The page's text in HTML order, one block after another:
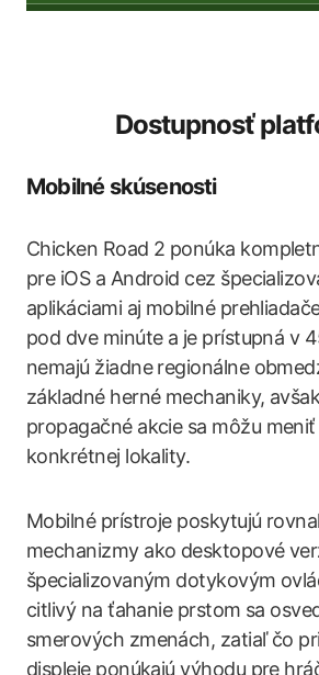
Dostupnosť
Mobilné skúsenosti
Chicken Road 2 ponúka
pre iOS a Android cez
aplikáciami aj mobilné
pod dve minúte a je prístupná v
nemajú žiadne regionálne
základné herné mechaniky,
propagačné akcie sa môžu
konkrétnej lokality.
Mobilné prístroje poskytujú
mechanizmy ako desktopové
špecializovaným dotykovým
citlivý na ťahanie prstom sa
smerových zmenách, zatiaľ čo
displeje ponúkajú výhodu pre